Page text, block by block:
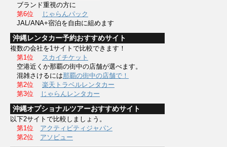
ブランド重視の方に
第6位
じゃらんパック
JAL/ANA+宿泊を自由に組めます
沖縄レンタカー予約おすすめサイト
複数の会社を1サイトで比較できます！
第1位
スカイチケット
空港近くか那覇の街中の店舗が選べます。
混雑さけるには那覇の街中の店舗で！
第2位
楽天トラベルレンタカー
第3位
じゃらんレンタカー
沖縄オプショナルツアーおすすめサイト
以下2サイトで比較しましょう。
第1位
アクティビティジャパン
第2位
アソビュー